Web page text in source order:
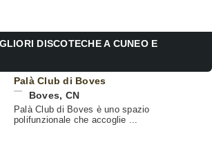
DISCOTECHE A CUNEO E
Palà Club di Boves
Boves, CN
Palà Club di Boves è uno spazio
polifunzionale che accoglie ...